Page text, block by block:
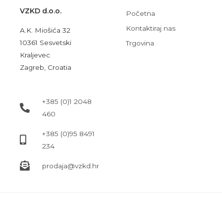
VZKD d.o.o.
A.K. Miošića 32
10361 Sesvetski
Kraljevec
Zagreb, Croatia
+385 (0)1 2048
460
+385 (0)95 8491
234
prodaja@vzkd.hr
Početna
Kontaktiraj nas
Trgovina